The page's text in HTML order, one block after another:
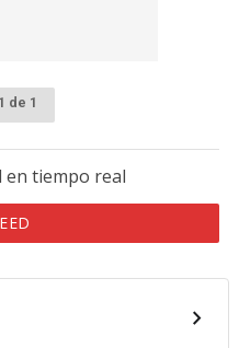
de 1
en tiempo real